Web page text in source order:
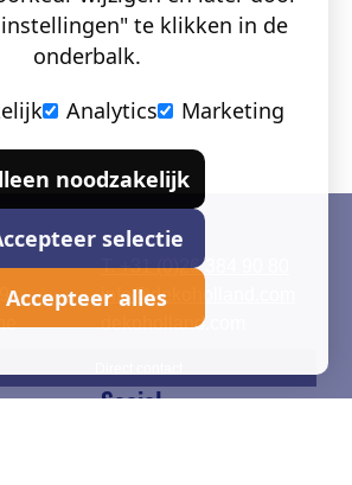
T. +31 (0)26 384 90 80
info@dekoholland.com
dekoholland.com
Social
te klikken in de
onderbalk.
Analytics Marketing
noodzakelijk
selectie
Accepteer alles